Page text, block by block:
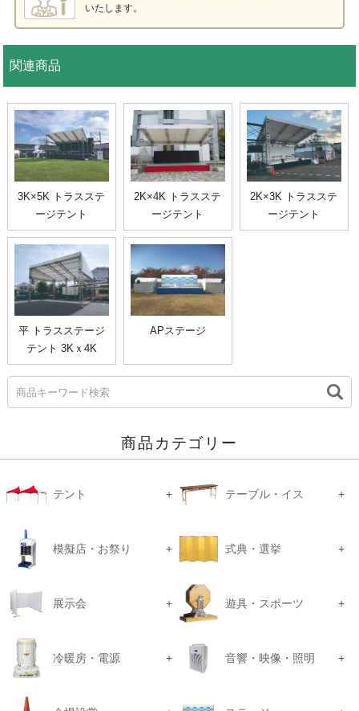
商品カテゴリー
テント テーブル・イス
模擬店・お祭り 式典・選挙
展示会 遊具・スポーツ
冷暖房・電源 音響・映像・照明
いたします。
関連商品
3K×5K トラスステ
ージテント
2K×4K トラスステ
ージテント
2K×3K トラスステ
ージテント
平 トラスステージ
テント 3Kｘ4K
APステージ